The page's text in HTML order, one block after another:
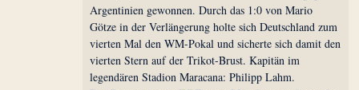
Argentinien gewonnen. Durch das 1:0 von Mario
Götze in der Verlängerung holte sich Deutschland zum
vierten Mal den WM-Pokal und sicherte sich damit den
vierten Stern auf der Trikot-Brust. Kapitän im
legendären Stadion Maracana: Philipp Lahm.